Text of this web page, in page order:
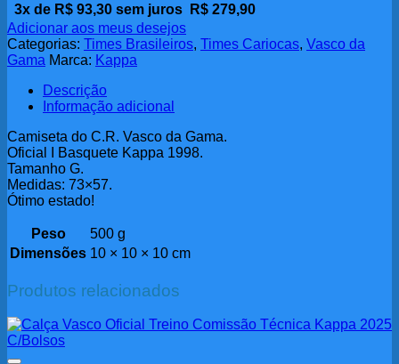
3x de R$93,30sem juros R$ 279,90
Adicionar aos meus desejos
Categorias: Times Brasileiros, Times Cariocas, Vasco da
Gama Marca: Kappa
Descrição
Informação adicional
Camiseta do C.R. Vasco da Gama.
Oficial I Basquete Kappa 1998.
Tamanho G.
Medidas: 73×57.
Ótimo estado!
Peso
500 g
Dimensões 10 × 10 × 10 cm
Produtos relacionados